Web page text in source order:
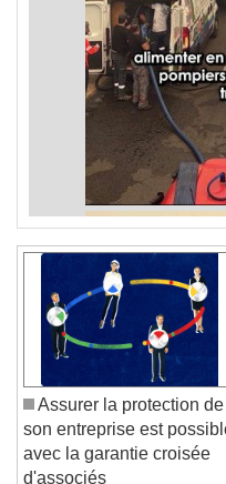
Assurer la protection de
son entreprise est possible
avec la garantie croisée